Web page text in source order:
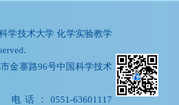
学技术大学 化学实验教学
金寨路96号中国科学技术
话：0551-63601117